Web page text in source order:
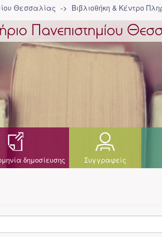
Θεσσαλίας Βιβλιοθήκη & Κέντρο
δημοσίευσης Συγγραφείς